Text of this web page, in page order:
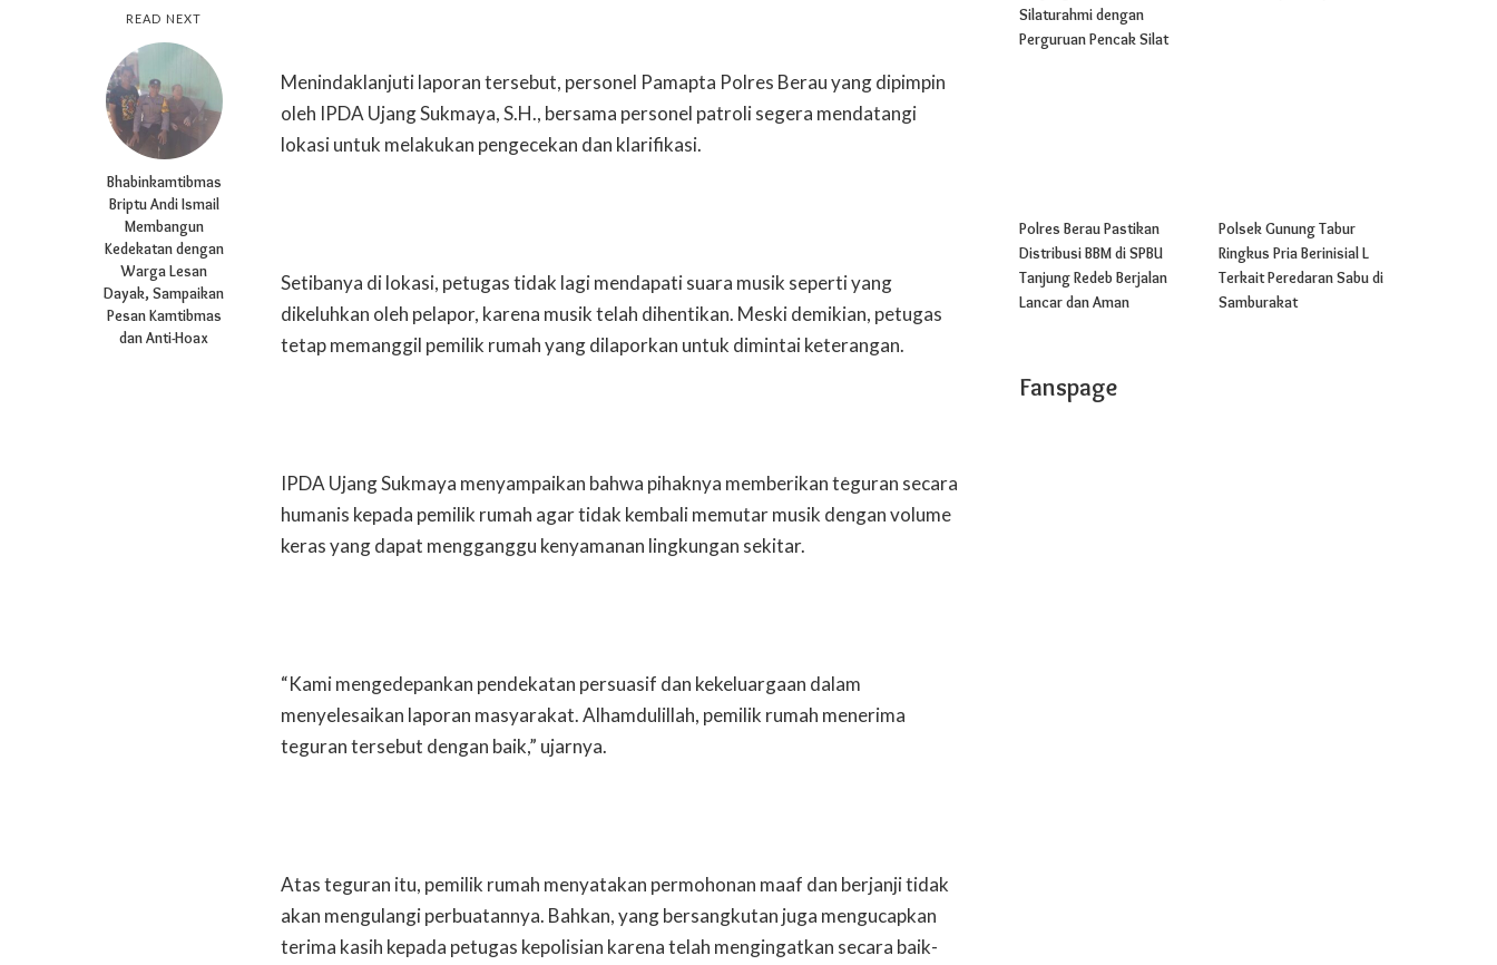
READ NEXT
Bhabinkamtibmas
Briptu Andi Ismail
Membangun
Kedekatan dengan
Warga Lesan
Dayak, Sampaikan
Pesan Kamtibmas
dan Anti-Hoax
Menindaklanjuti laporan tersebut, personel Pamapta Polres Berau yang dipimpin
oleh IPDA Ujang Sukmaya, S.H., bersama personel patroli segera mendatangi
lokasi untuk melakukan pengecekan dan klarifikasi.
Setibanya di lokasi, petugas tidak lagi mendapati suara musik seperti yang
dikeluhkan oleh pelapor, karena musik telah dihentikan. Meski demikian, petugas
tetap memanggil pemilik rumah yang dilaporkan untuk dimintai keterangan.
IPDA Ujang Sukmaya menyampaikan bahwa pihaknya memberikan teguran secara
humanis kepada pemilik rumah agar tidak kembali memutar musik dengan volume
keras yang dapat mengganggu kenyamanan lingkungan sekitar.
“Kami mengedepankan pendekatan persuasif dan kekeluargaan dalam
menyelesaikan laporan masyarakat. Alhamdulillah, pemilik rumah menerima
teguran tersebut dengan baik,” ujarnya.
Atas teguran itu, pemilik rumah menyatakan permohonan maaf dan berjanji tidak
akan mengulangi perbuatannya. Bahkan, yang bersangkutan juga mengucapkan
terima kasih kepada petugas kepolisian karena telah mengingatkan secara baik-
Silaturahmi dengan
Perguruan Pencak Silat
Polres Berau Pastikan
Distribusi BBM di SPBU
Tanjung Redeb Berjalan
Lancar dan Aman
Polsek Gunung Tabur
Ringkus Pria Berinisial L
Terkait Peredaran Sabu di
Samburakat
Fanspage